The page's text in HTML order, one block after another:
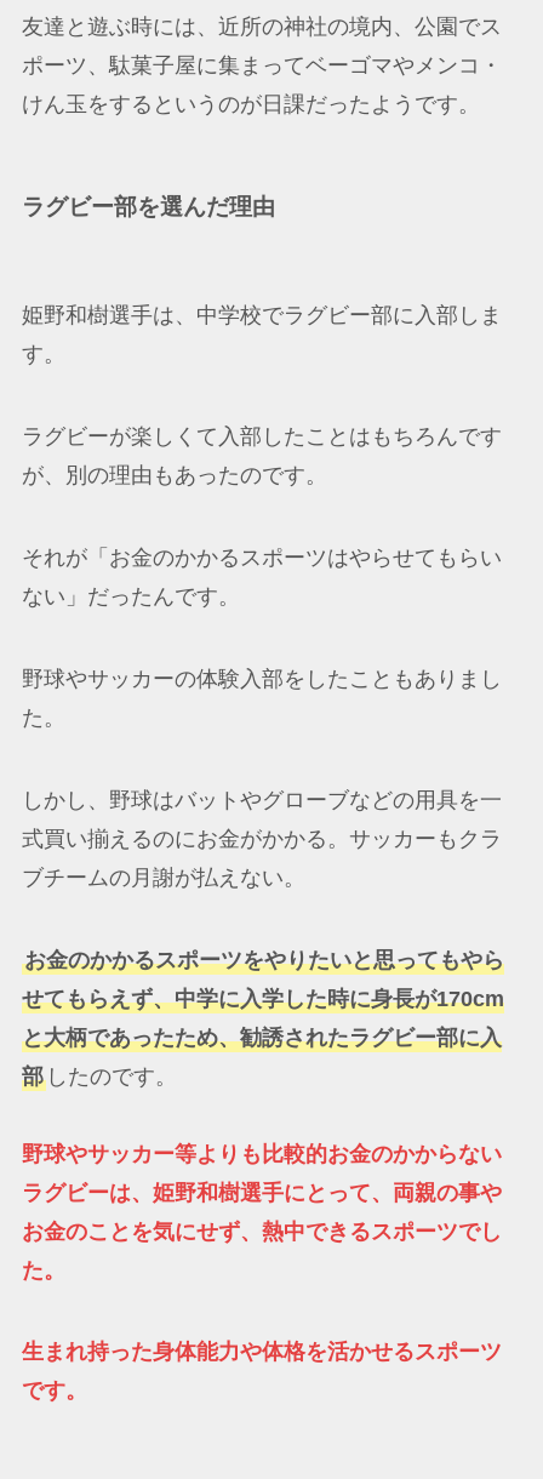
友達と遊ぶ時には、近所の神社の境内、公園でス
ポーツ、駄菓子屋に集まってベーゴマやメンコ・
けん玉をするというのが日課だったようです。
ラグビー部を選んだ理由
姫野和樹選手は、中学校でラグビー部に入部しま
す。
ラグビーが楽しくて入部したことはもちろんです
が、別の理由もあったのです。
それが「お金のかかるスポーツはやらせてもらい
ない」だったんです。
野球やサッカーの体験入部をしたこともありまし
た。
しかし、野球はバットやグローブなどの用具を一
式買い揃えるのにお金がかかる。サッカーもクラ
ブチームの月謝が払えない。
お金のかかるスポーツをやりたいと思ってもやら
せてもらえず、中学に入学した時に身長が170cm
と大柄であったため、勧誘されたラグビー部に入
部したのです。
野球やサッカー等よりも比較的お金のかからない
ラグビーは、姫野和樹選手にとって、両親の事や
お金のことを気にせず、熱中できるスポーツでし
た。
生まれ持った身体能力や体格を活かせるスポーツ
です。